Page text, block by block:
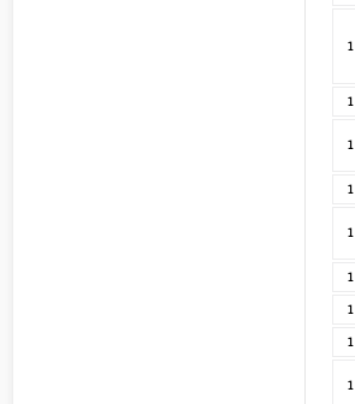
1
1
1
1
1
1
1
1
1